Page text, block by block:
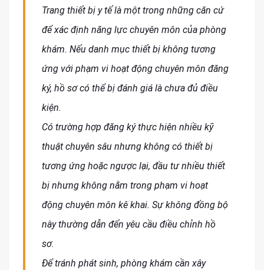
Trang thiết bị y tế là một trong những căn cứ
để xác định năng lực chuyên môn của phòng
khám. Nếu danh mục thiết bị không tương
ứng với phạm vi hoạt động chuyên môn đăng
ký, hồ sơ có thể bị đánh giá là chưa đủ điều
kiện.
Có trường hợp đăng ký thực hiện nhiều kỹ
thuật chuyên sâu nhưng không có thiết bị
tương ứng hoặc ngược lại, đầu tư nhiều thiết
bị nhưng không nằm trong phạm vi hoạt
động chuyên môn kê khai. Sự không đồng bộ
này thường dẫn đến yêu cầu điều chỉnh hồ
sơ.
Để tránh phát sinh, phòng khám cần xây